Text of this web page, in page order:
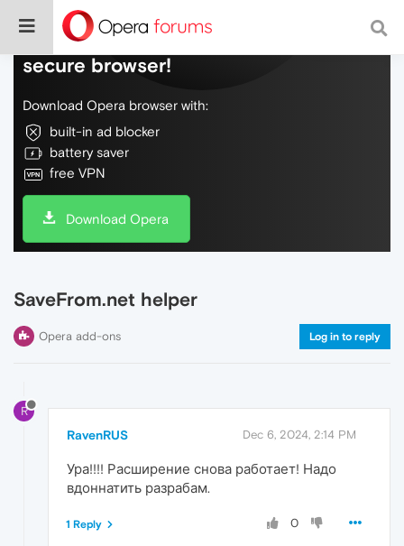
Do more on the web, with a fast and
secure browser!
Download Opera browser with:
built-in ad blocker
battery saver
free VPN
Download Opera
SaveFrom.net helper
Opera add-ons Log in to reply
R
RavenRUS Dec 6, 2024, 2:14 PM
Ура!!!! Расширение снова работает! Надо
вдоннатить разрабам.
0
1 Reply